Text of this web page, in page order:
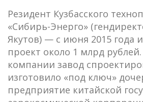
Резидент Кузбасского
«Сибирь-Энерго»
Якутов) — с июня 2015 года
проект около 1 млрд рублей.
компании завод
изготовило «под ключ»
предприятие китайской